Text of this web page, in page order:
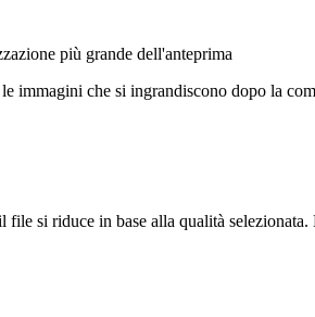
più grande dell'anteprima
che si ingrandiscono dopo la
si riduce in base alla qualità selezionata.